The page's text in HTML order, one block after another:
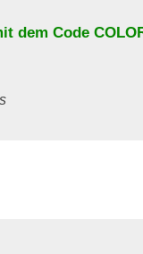
dem Code